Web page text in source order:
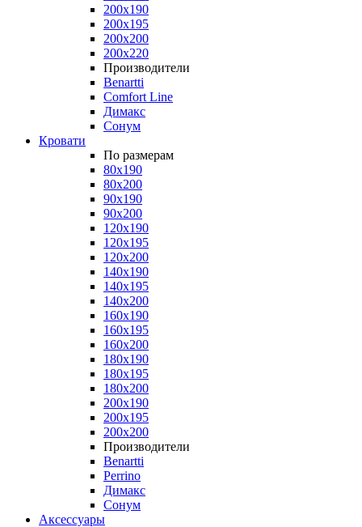
200x190
200x195
200x200
200x220
Производители
Benartti
Comfort Line
Димакс
Сонум
Кровати
По размерам
80x190
80x200
90x190
90x200
120x190
120x195
120x200
140x190
140x195
140x200
160x190
160x195
160x200
180x190
180x195
180x200
200x190
200x195
200x200
Производители
Benartti
Perrino
Димакс
Сонум
Аксессуары